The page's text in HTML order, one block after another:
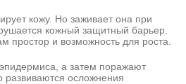
кожу. Но заживает она при
кожный защитный барьер.
простор и возможность для роста.
а затем поражают
развиваются осложнения